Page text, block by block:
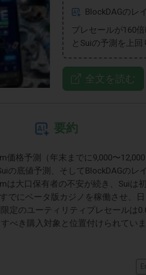
BlockDAGのレ
プレセールが160
とSuiの予測を上回
全文を読む
要約
価格予測（年末までに9,000〜
の底値予測、そしてBlockDAGのレ
は大口保有者の不安が続き、Suiは
でにベータ版カジノを稼働させ、
定のユーティリティプレセールは
べき購入対象と位置付けられていま